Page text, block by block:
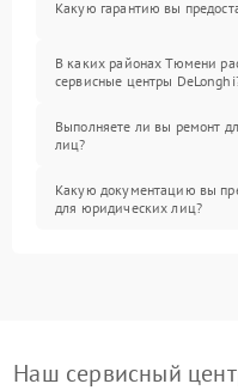
Какую гарантию вы
В каких районах Тюмени
сервисные центры
Выполняете ли вы ремонт
лиц?
Какую документацию вы
для юридических лиц?
Наш сервисный